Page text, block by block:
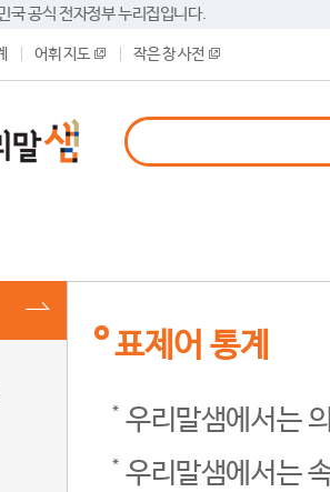
국 공식 전자정부 누리집입니다.
어휘 지도 작은 창 사전
표제어 통계
우리말샘에서는
우리말샘에서는